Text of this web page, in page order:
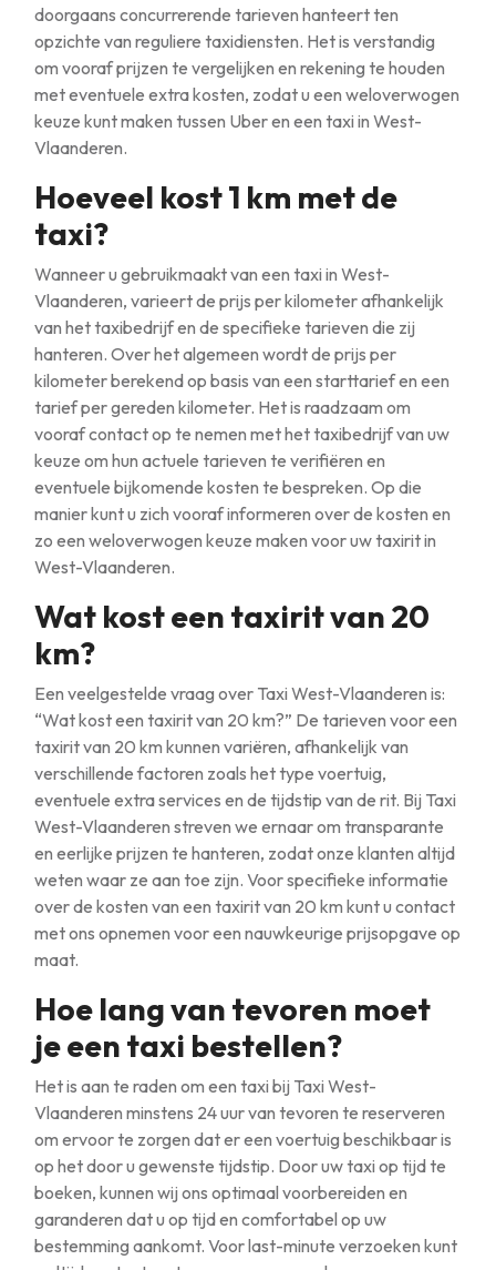
doorgaans concurrerende tarieven hanteert ten
opzichte van reguliere taxidiensten. Het is verstandig
om vooraf prijzen te vergelijken en rekening te houden
met eventuele extra kosten, zodat u een weloverwogen
keuze kunt maken tussen Uber en een taxi in West-
Vlaanderen.
Hoeveel kost 1 km met de
taxi?
Wanneer u gebruikmaakt van een taxi in West-
Vlaanderen, varieert de prijs per kilometer afhankelijk
van het taxibedrijf en de specifieke tarieven die zij
hanteren. Over het algemeen wordt de prijs per
kilometer berekend op basis van een starttarief en een
tarief per gereden kilometer. Het is raadzaam om
vooraf contact op te nemen met het taxibedrijf van uw
keuze om hun actuele tarieven te verifiëren en
eventuele bijkomende kosten te bespreken. Op die
manier kunt u zich vooraf informeren over de kosten en
zo een weloverwogen keuze maken voor uw taxirit in
West-Vlaanderen.
Wat kost een taxirit van 20
km?
Een veelgestelde vraag over Taxi West-Vlaanderen is:
“Wat kost een taxirit van 20 km?” De tarieven voor een
taxirit van 20 km kunnen variëren, afhankelijk van
verschillende factoren zoals het type voertuig,
eventuele extra services en de tijdstip van de rit. Bij Taxi
West-Vlaanderen streven we ernaar om transparante
en eerlijke prijzen te hanteren, zodat onze klanten altijd
weten waar ze aan toe zijn. Voor specifieke informatie
over de kosten van een taxirit van 20 km kunt u contact
met ons opnemen voor een nauwkeurige prijsopgave op
maat.
Hoe lang van tevoren moet
je een taxi bestellen?
Het is aan te raden om een taxi bij Taxi West-
Vlaanderen minstens 24 uur van tevoren te reserveren
om ervoor te zorgen dat er een voertuig beschikbaar is
op het door u gewenste tijdstip. Door uw taxi op tijd te
boeken, kunnen wij ons optimaal voorbereiden en
garanderen dat u op tijd en comfortabel op uw
bestemming aankomt. Voor last-minute verzoeken kunt